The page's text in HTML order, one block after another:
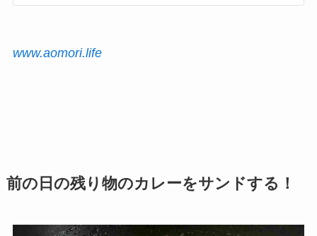
www.aomori.life
前の日の残り物のカレーをサンドする！